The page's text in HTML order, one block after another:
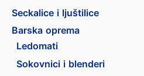
Seckalice i ljuštilice
Barska oprema
Ledomati
Sokovnici i blenderi